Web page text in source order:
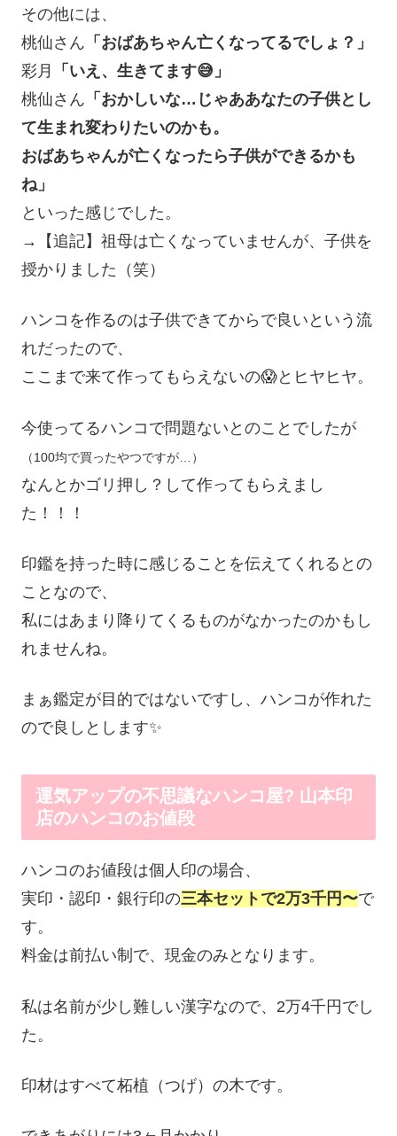
その他には、
桃仙さん 「おばあちゃん亡くなってるでしょ？」
彩月
「いえ、生きてます😅」
桃仙さん 「おかしいな…じゃああなたの子供とし
て生まれ変わりたいのかも。
おばあちゃんが亡くなったら子供ができるかも
ね」
といった感じでした。
→【追記】祖母は亡くなっていませんが、子供を
授かりました（笑）
ハンコを作るのは子供できてからで良いという流
れだったので、
ここまで来て作ってもらえないの😱とヒヤヒヤ。
今使ってるハンコで問題ないとのことでしたが
（100均で買ったやつですが…）
なんとかゴリ押し？して作ってもらえまし
た！！！
印鑑を持った時に感じることを伝えてくれるとの
ことなので、
私にはあまり降りてくるものがなかったのかもし
れませんね。
まぁ鑑定が目的ではないですし、ハンコが作れた
ので良しとします✨
運気アップの不思議なハンコ屋? 山本印
店のハンコのお値段
ハンコのお値段は個人印の場合、
実印・認印・銀行印の三本セットで2万3千円〜で
す。
料金は前払い制で、現金のみとなります。
私は名前が少し難しい漢字なので、2万4千円でし
た。
印材はすべて柘植（つげ）の木です。